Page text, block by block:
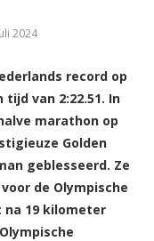
2024
record op
van 2:22.51. In
marathon op
Golden
geblesseerd. Ze
de Olympische
na 19 kilometer